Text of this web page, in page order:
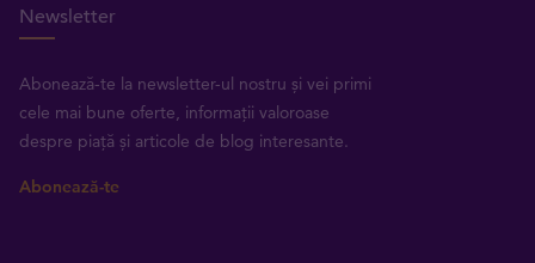
Newsletter
Abonează-te la newsletter-ul nostru și vei primi
cele mai bune oferte, informații valoroase
despre piață și articole de blog interesante.
Abonează-te